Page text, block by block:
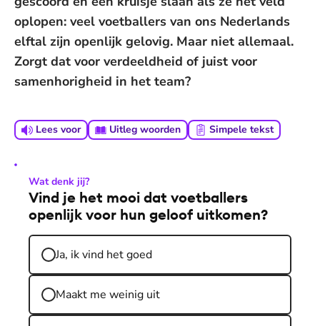
oplopen: veel voetballers van ons Nederlands
elftal zijn openlijk gelovig. Maar niet allemaal.
Zorgt dat voor verdeeldheid of juist voor
samenhorigheid in het team?
Lees voor Uitleg woorden Simpele tekst
Wat denk jij?
Vind je het mooi dat voetballers
openlijk voor hun geloof uitkomen?
Ja, ik vind het goed
Maakt me weinig uit